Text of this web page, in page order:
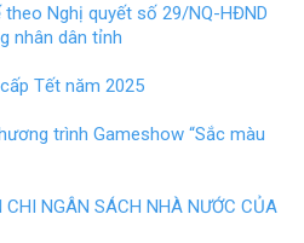
Nghị quyết số 29/NQ-HĐND
nhân dân tỉnh
Tết năm 2025
trình Gameshow “Sắc màu
NGÂN SÁCH NHÀ NƯỚC CỦA